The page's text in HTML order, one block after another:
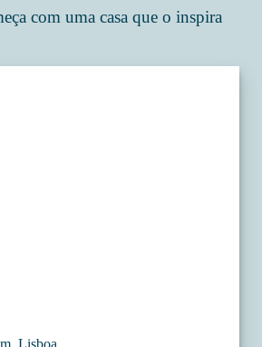
com uma casa que o inspira
Lisboa